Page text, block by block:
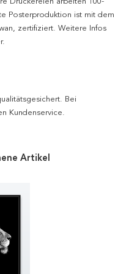
Posterproduktion ist mit dem
zertifiziert. Weitere Infos
Bei
Kundenservice.
Artikel